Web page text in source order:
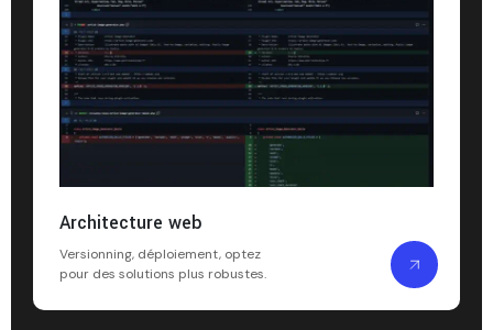
Architecture web
Versionning, déploiement, optez
pour des solutions plus robustes.